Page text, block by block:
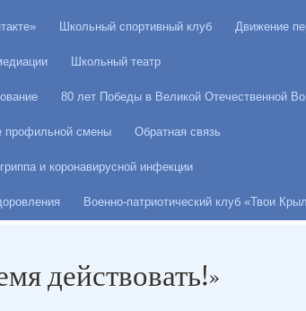
Школьный спортивный клуб Движение
Школьный театр
80 лет Победы в Великой Отечественной
профильной смены Обратная связь
и коронавирусной инфекции
Военно-патриотический клуб «Твои
действовать!»